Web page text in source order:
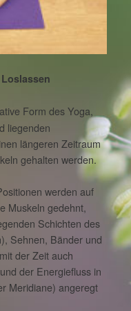
Form des Yoga,
liegenden
längeren Zeitraum
gehalten werden.
werden auf
Muskeln gedehnt,
Schichten des
Sehnen, Bänder und
der Zeit auch
der Energiefluss in
Meridiane) angeregt